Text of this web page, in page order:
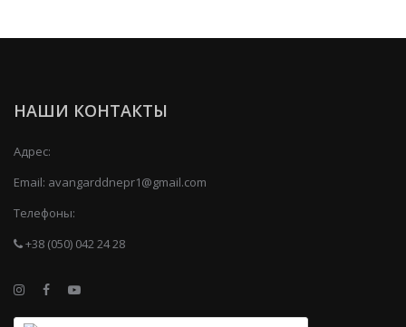
НАШИ КОНТАКТЫ
Адрес:
Email: avangarddnepr1@gmail.com
Телефоны:
+38 (050) 042 24 28